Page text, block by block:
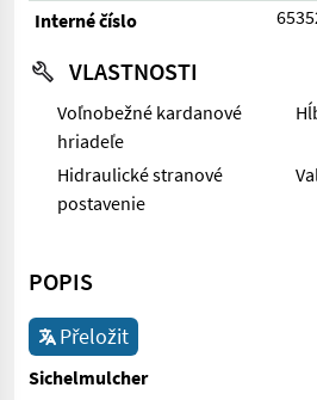
Interné číslo
VLASTNOSTI
Voľnobežné kardanové
hriadeľe
Hidraulické stranové
postavenie
POPIS
Přeložit
Sichelmulcher